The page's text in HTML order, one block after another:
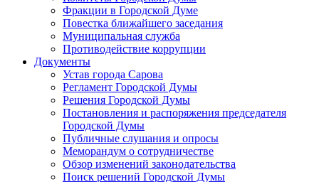
Фракции в Городской Думе
Повестка ближайшего заседания
Муниципальная служба
Противодействие коррупции
Документы
Устав города Сарова
Регламент Городской Думы
Решения Городской Думы
Постановления и распоряжения председателя
Городской Думы
Публичные слушания и опросы
Меморандум о сотрудничестве
Обзор изменений законодательства
Поиск решений Городской Думы